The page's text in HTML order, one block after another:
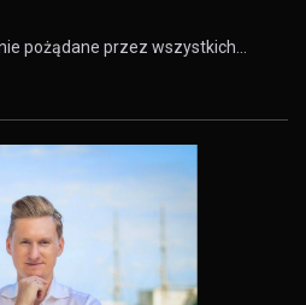
pożądane przez wszystkich…